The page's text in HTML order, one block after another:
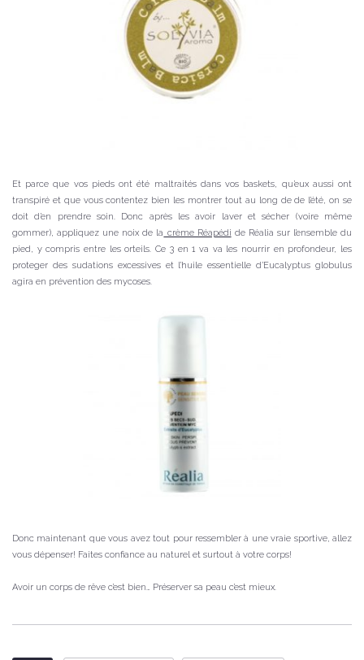
Et parce que vos pieds ont été maltraités dans vos baskets, qu’eux aussi ont
transpiré et que vous contentez bien les montrer tout au long de de l’été, on se
doit d’en prendre soin. Donc après les avoir laver et sécher (voire même
gommer), appliquez une noix de la crème Réapédi de Réalia sur l’ensemble du
pied, y compris entre les orteils. Ce 3 en 1 va va les nourrir en profondeur, les
proteger des sudations excessives et l’huile essentielle d’Eucalyptus globulus
agira en prévention des mycoses.
Donc maintenant que vous avez tout pour ressembler à une vraie sportive, allez
vous dépenser! Faites confiance au naturel et surtout à votre corps!
Avoir un corps de rêve c’est bien… Préserver sa peau c’est mieux.